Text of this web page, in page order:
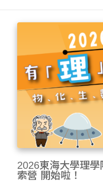
2026東海大學理
索營 開始啦！